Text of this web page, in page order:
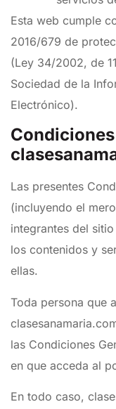
Esta web cumple
2016/679 de
(Ley 34/2002, de
Sociedad de la
Electrónico).
Las presentes
(incluyendo el
integrantes del
los contenidos y
ellas.
Toda persona que
las Condiciones
en que acceda al
En todo caso,